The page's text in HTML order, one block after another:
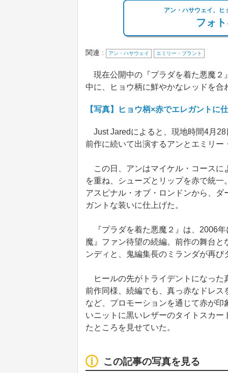
アン・ハサウェイ、ヒ
フォ
関連 : アン・ハサウェイ エミリー・ブラント
現在公開中の『プラダを着た悪魔２
中に、ヒョウ柄に鮮やかなレッドを
【写真】ヒョウ柄×赤でエレガントに
Just Jaredによると、現地時間4月
前作に続いて出演するアンとエミリー
この日、アンはマイケル・コースに
を重ね、シューズとリップを赤で統
アスピナル・オブ・ロンドンから、
ガントな装いに仕上げた。
『プラダを着た悪魔２』は、2006
魔』ファン待望の続編。前作の舞台
ンディと、鬼編集長のミランダが再び
ヒールの先がトライデントになった
前作同様、続編でも、真っ赤なドレ
など、プロモーションを通じて赤が
いニットに黒いレザーのタイトスカ
たところを見せていた。
この記事の写真を見る